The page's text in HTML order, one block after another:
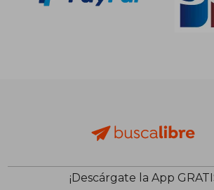
¡Descárgate la App